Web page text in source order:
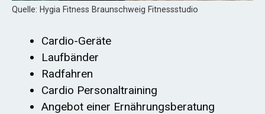
Quelle: Hygia Fitness Braunschweig Fitnessstudio
Cardio-Geräte
Laufbänder
Radfahren
Cardio Personaltraining
Angebot einer Ernährungsberatung